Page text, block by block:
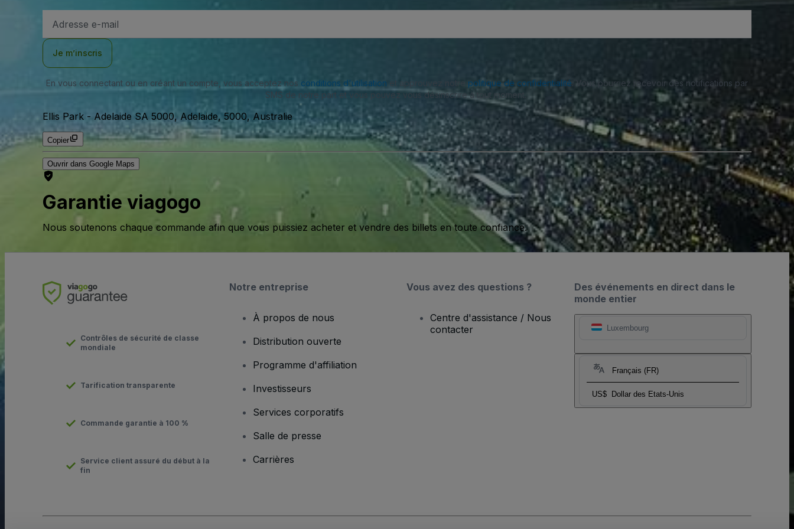
e-
Je m’inscris
En vous connectant ou en créant un compte, vous acceptez nos conditions d'utilisation et approuvez notre politique de confidentialité . Vous pourriez recevoir des notifications par
SMS de notre part et vous pouvez vous désinscrire à tout moment.
Ellis Park - Adelaide SA 5000, Adelaide, 5000, Australie
Copier
Ouvrir dans Google Maps
Garantie viagogo
Nous soutenons chaque commande afin que vous puissiez acheter et vendre des billets en toute confiance.
Des événements en direct dans le
monde entier
Luxembourg
Français (FR)
US$ Dollar des Etats-Unis
Contrôles de sécurité de classe
mondiale
Tarification transparente
Commande garantie à 100 %
Service client assuré du début à la
fin
Notre entreprise
À propos de nous
Distribution ouverte
Programme d'affiliation
Investisseurs
Services corporatifs
Salle de presse
Carrières
Vous avez des questions ?
Centre d'assistance / Nous
contacter